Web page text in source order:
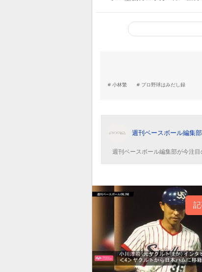
小林繁 プロ野球はみだし録
週刊ベースボール編集部
週刊ベースボール編集部が今注